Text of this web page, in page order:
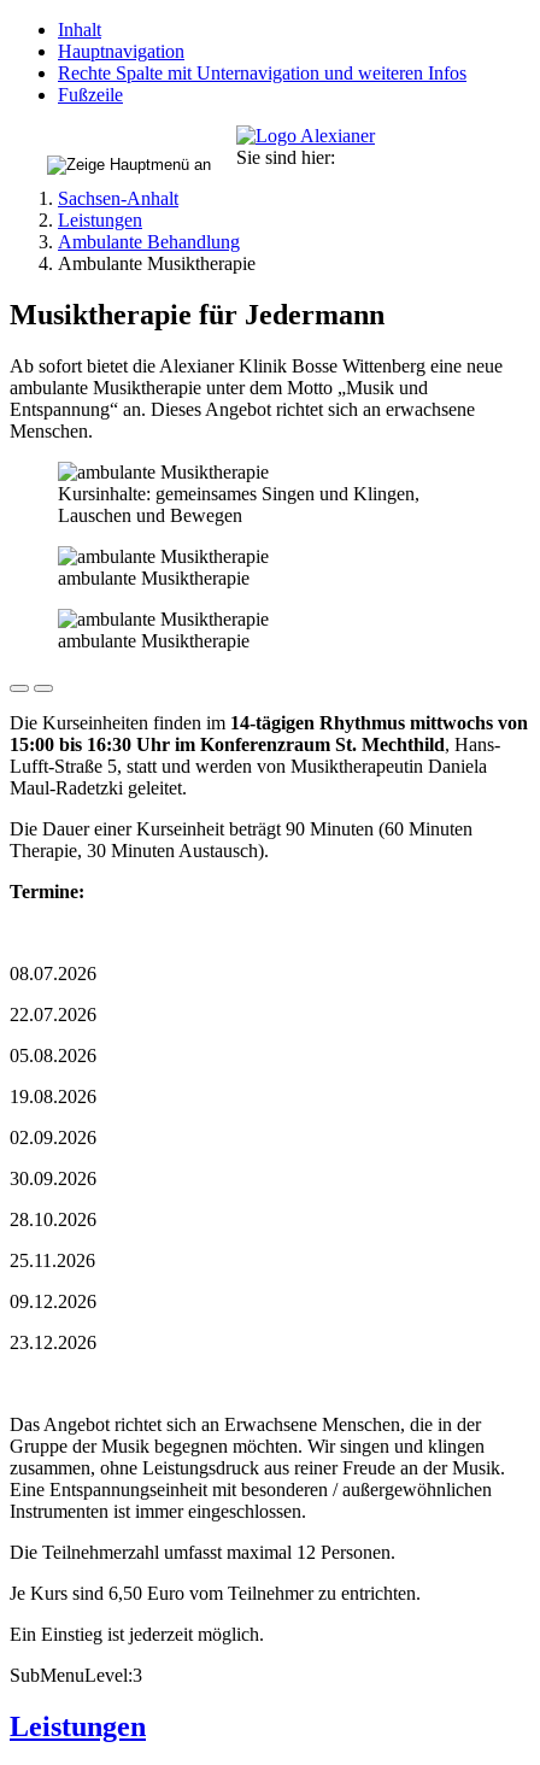
Inhalt
Hauptnavigation
Rechte Spalte mit Unternavigation und weiteren Infos
Fußzeile
Sie sind hier:
Sachsen-Anhalt
Leistungen
Ambulante Behandlung
Ambulante Musiktherapie
Musiktherapie für Jedermann
Ab sofort bietet die Alexianer Klinik Bosse Wittenberg eine neue
ambulante Musiktherapie unter dem Motto „Musik und
Entspannung“ an. Dieses Angebot richtet sich an erwachsene
Menschen.
Kursinhalte: gemeinsames Singen und Klingen,
Lauschen und Bewegen
ambulante Musiktherapie
ambulante Musiktherapie
Die Kurseinheiten finden im 14-tägigen Rhythmus mittwochs von
15:00 bis 16:30 Uhr im Konferenzraum St. Mechthild, Hans-
Lufft-Straße 5, statt und werden von Musiktherapeutin Daniela
Maul-Radetzki geleitet.
Die Dauer einer Kurseinheit beträgt 90 Minuten (60 Minuten
Therapie, 30 Minuten Austausch).
Termine:
08.07.2026
22.07.2026
05.08.2026
19.08.2026
02.09.2026
30.09.2026
28.10.2026
25.11.2026
09.12.2026
23.12.2026
Das Angebot richtet sich an Erwachsene Menschen, die in der
Gruppe der Musik begegnen möchten. Wir singen und klingen
zusammen, ohne Leistungsdruck aus reiner Freude an der Musik.
Eine Entspannungseinheit mit besonderen / außergewöhnlichen
Instrumenten ist immer eingeschlossen.
Die Teilnehmerzahl umfasst maximal 12 Personen.
Je Kurs sind 6,50 Euro vom Teilnehmer zu entrichten.
Ein Einstieg ist jederzeit möglich.
SubMenuLevel:3
Leistungen